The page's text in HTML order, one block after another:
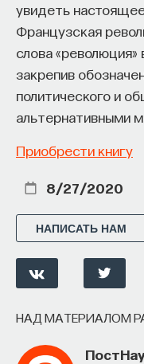
увидеть
Французская
слова
закрепив
политического и
альтернативными
Приобрести книгу
8/27/2020
НАПИСАТЬ НАМ
НАД МАТЕРИАЛОМ
Внеси